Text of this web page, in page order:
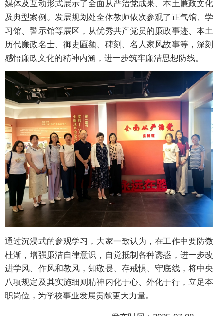
媒体及互动形式展示了全面从严治党成果、本土廉政文化
及典型案例。发展规划处全体教师依次参观了正气馆、学
习馆、警示馆等展区，从优秀共产党员的廉政事迹、本土
历代廉政名士、御史匾额、碑刻、名人家风故事等，深刻
感悟廉政文化的精神内涵，进一步筑牢廉洁思想防线。
通过沉浸式的参观学习，大家一致认为，在工作中要防微
杜渐，增强廉洁自律意识，自觉抵制各种诱惑，进一步改
进学风、作风和教风，知敬畏、存戒惧、守底线，将中央
八项规定及其实施细则精神内化于心、外化于行，立足本
职岗位，为学校事业发展贡献更大力量。